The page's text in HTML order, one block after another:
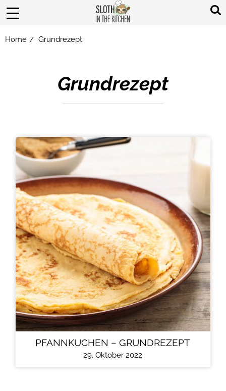
Home / Grundrezept
Grundrezept
PFANNKUCHEN – GRUNDREZEPT
29. Oktober 2022